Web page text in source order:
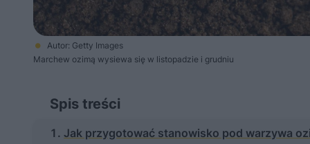
Autor: Getty Images
Marchew ozimą wysiewa się w listopadzie i grudniu
Spis treści
Jak przygotować stanowisko pod warzywa